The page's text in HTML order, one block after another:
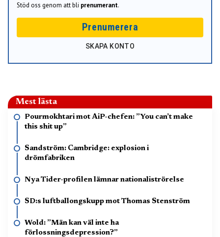
Stöd oss genom att bli prenumerant.
Prenumerera
SKAPA KONTO
Mest lästa
Pourmokhtari mot AiP-chefen: ”You can’t make
this shit up”
Sandström: Cambridge: explosion i
drömfabriken
Nya Tider-profilen lämnar nationaliströrelse
SD:s luftballongskupp mot Thomas Stenström
Wold: ”Män kan väl inte ha
förlossningsdepression?”